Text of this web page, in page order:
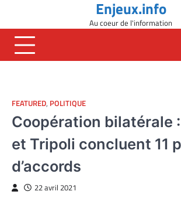
content
Enjeux.info
Au coeur de l'information
FEATURED, POLITIQUE
Coopération bilatérale
et Tripoli concluent 11
d’accords
22 avril 2021